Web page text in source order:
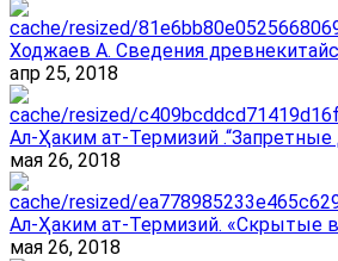
Ходжаев А. Сведения
апр 25, 2018
Ал-Ҳаким ат-Термизий .“Запретные
мая 26, 2018
Ал-Ҳаким ат-Термизий. «Скрытые
мая 26, 2018